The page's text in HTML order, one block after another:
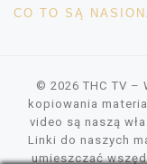
© 2026THC TV –
kopiowania
video są naszą
Linki do naszych
umieszczać